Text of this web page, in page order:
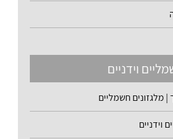
וידניים
מלגזונים חשמליים
וידניים